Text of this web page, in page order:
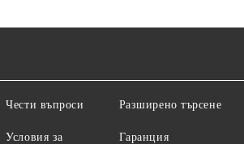
Чести въпроси
Условия за
Разширено търсене
Гаранция